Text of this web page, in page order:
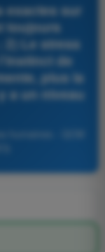
exactes sur
toujours
2) Le stress
de
plus la
a un niveau